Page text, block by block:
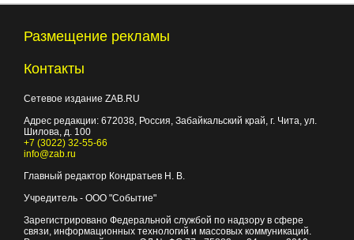
Размещение рекламы
Контакты
Сетевое издание ZAB.RU
Адрес редакции: 672038, Россия, Забайкальский край, г. Чита, ул.
Шилова, д. 100
+7 (3022) 32-55-66
info@zab.ru
Главный редактор Кондратьев Н. В.
Учредитель - ООО "Событие"
Зарегистрировано Федеральной службой по надзору в сфере
связи, информационных технологий и массовых коммуникаций.